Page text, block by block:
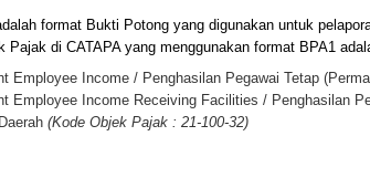
format Bukti Potong yang digunakan untuk
Pajak di CATAPA yang menggunakan format BPA1
Employee Income / Penghasilan Pegawai Tetap
Employee Income Receiving Facilities / Penghasilan
(Kode Objek Pajak : 21-100-32)